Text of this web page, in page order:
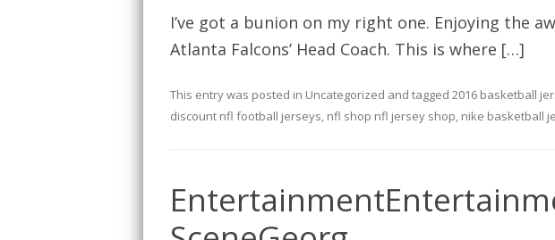
I’ve got a bunion on my right one. Enjoying the
Atlanta Falcons’ Head Coach. This is where […]
This entry was posted in Uncategorized and tagged 2016 basketball
discount nfl football jerseys, nfl shop nfl jersey shop, nike basketball